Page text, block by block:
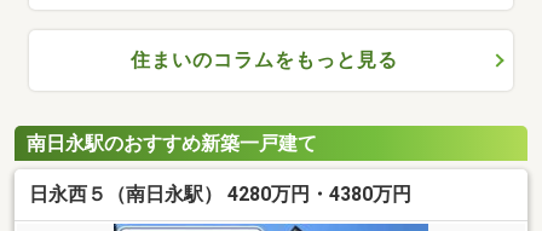
住まいのコラムをもっと見る
南日永駅のおすすめ新築一戸建て
日永西５（南日永駅） 4280万円・4380万円